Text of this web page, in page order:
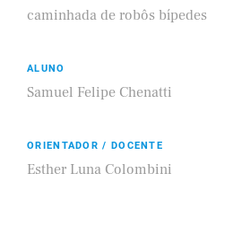
caminhada de robôs bípedes
ALUNO
Samuel Felipe Chenatti
ORIENTADOR / DOCENTE
Esther Luna Colombini